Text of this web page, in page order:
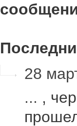
28
... ,